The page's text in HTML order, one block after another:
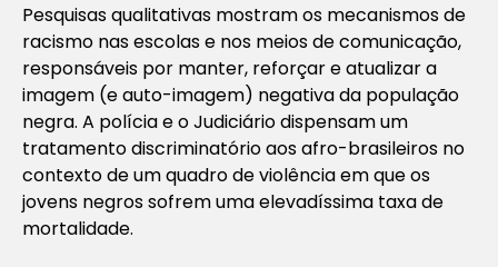
Pesquisas qualitativas mostram os mecanismos de
racismo nas escolas e nos meios de comunicação,
responsáveis por manter, reforçar e atualizar a
imagem (e auto-imagem) negativa da população
negra. A polícia e o Judiciário dispensam um
tratamento discriminatório aos afro-brasileiros no
contexto de um quadro de violência em que os
jovens negros sofrem uma elevadíssima taxa de
mortalidade.